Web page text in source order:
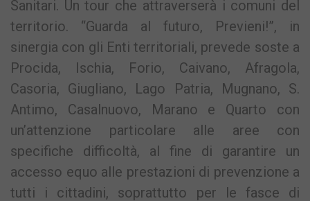
Sanitari. Un tour che attraverserà i comuni del
territorio. “Guarda al futuro, Previeni!”, in
sinergia con gli Enti territoriali, prevede soste a
Procida, Ischia, Forio, Caivano, Afragola,
Casoria, Giugliano, Lago Patria, Mugnano, S.
Antimo, Casalnuovo, Marano e Quarto con
un’attenzione particolare alle aree con
specifiche difficoltà, al fine di garantire un
accesso equo alle prestazioni di prevenzione a
tutti i cittadini, soprattutto per le fasce di